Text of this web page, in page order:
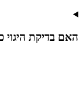
האם בדיקת היגוי